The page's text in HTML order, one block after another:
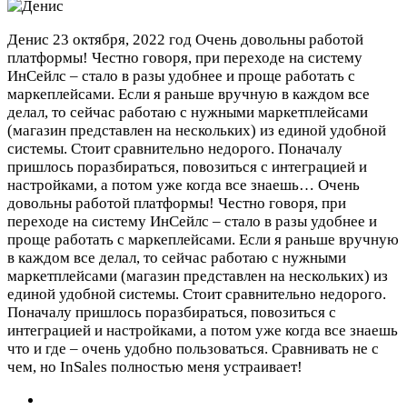
Денис 23 октября, 2022 год Очень довольны работой
платформы! Честно говоря, при переходе на систему
ИнСейлс – стало в разы удобнее и проще работать с
маркеплейсами. Если я раньше вручную в каждом все
делал, то сейчас работаю с нужными маркетплейсами
(магазин представлен на нескольких) из единой удобной
системы. Стоит сравнительно недорого. Поначалу
пришлось поразбираться, повозиться с интеграцией и
настройками, а потом уже когда все знаешь… Очень
довольны работой платформы! Честно говоря, при
переходе на систему ИнСейлс – стало в разы удобнее и
проще работать с маркеплейсами. Если я раньше вручную
в каждом все делал, то сейчас работаю с нужными
маркетплейсами (магазин представлен на нескольких) из
единой удобной системы. Стоит сравнительно недорого.
Поначалу пришлось поразбираться, повозиться с
интеграцией и настройками, а потом уже когда все знаешь
что и где – очень удобно пользоваться. Сравнивать не с
чем, но InSales полностью меня устраивает!